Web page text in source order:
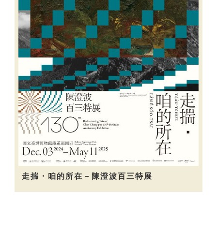
走揣・咱的所在－陳澄波百三特展